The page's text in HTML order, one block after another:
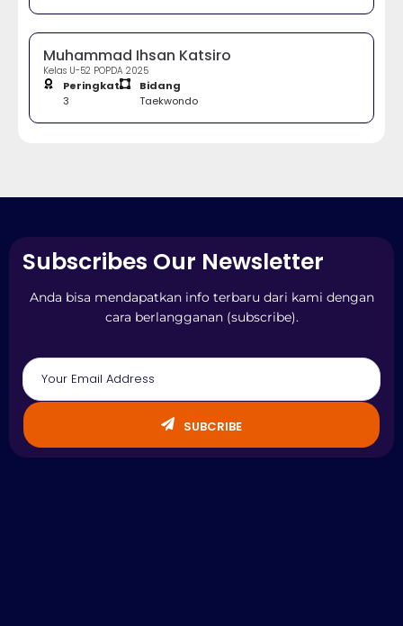
Muhammad Ihsan Katsiro
Kelas U-52 POPDA 2025
Peringkat
3
Bidang
Taekwondo
Subscribes Our Newsletter
Anda bisa mendapatkan info terbaru dari kami dengan
cara berlangganan (subscribe).
SUBCRIBE